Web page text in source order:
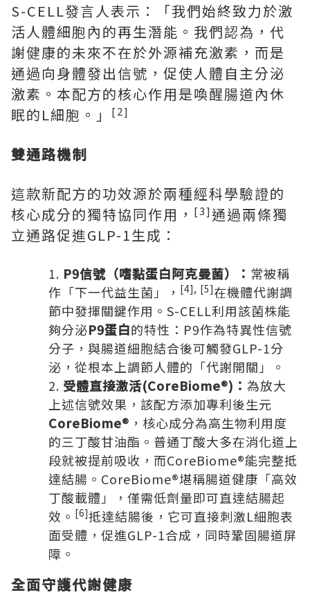
S-CELL發言人表示：「我們始終致力於激
活人體細胞內的再生潛能。我們認為，代
謝健康的未來不在於外源補充激素，而是
通過向身體發出信號，促使人體自主分泌
激素。本配方的核心作用是喚醒腸道內休
眠的L細胞。」
[2]
雙通路機制
這款新配方的功效源於兩種經科學驗證的
核心成分的獨特協同作用， [3]通過兩條獨
立通路促進GLP-1生成：
P9信號（嗜黏蛋白阿克曼菌）： 常被稱
作「下一代益生菌」， [4], [5]在機體代謝調
節中發揮關鍵作用。S-CELL利用該菌株能
夠分泌P9蛋白的特性：P9作為特異性信號
分子，與腸道細胞結合後可觸發GLP-1分
泌，從根本上調節人體的「代謝開關」。
受體直接激活(CoreBiome®) ： 為放大
上述信號效果，該配方添加專利後生元
CoreBiome® ，核心成分為高生物利用度
的三丁酸甘油酯。普通丁酸大多在消化道上
段就被提前吸收，而CoreBiome®能完整抵
達結腸。CoreBiome®堪稱腸道健康「高效
丁酸載體」，僅需低劑量即可直達結腸起
效。 [6]抵達結腸後，它可直接刺激L細胞表
面受體，促進GLP-1合成，同時鞏固腸道屏
障。
全面守護代謝健康